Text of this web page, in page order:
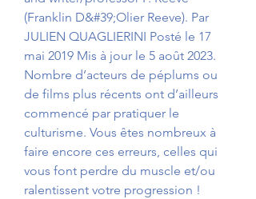
(Franklin D&#39;Olier Reeve). Par
JULIEN QUAGLIERINI Posté le 17
mai 2019 Mis à jour le 5 août 2023.
Nombre d’acteurs de péplums ou
de films plus récents ont d’ailleurs
commencé par pratiquer le
culturisme. Vous êtes nombreux à
faire encore ces erreurs, celles qui
vous font perdre du muscle et/ou
ralentissent votre progression !